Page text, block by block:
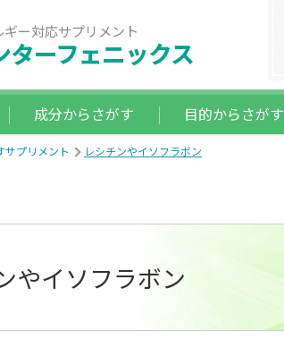
ギー対応サプリメント
ターフェニックス
成分からさがす 目的からさがす
サプリメント レシチンやイソフラボン
やイソフラボン